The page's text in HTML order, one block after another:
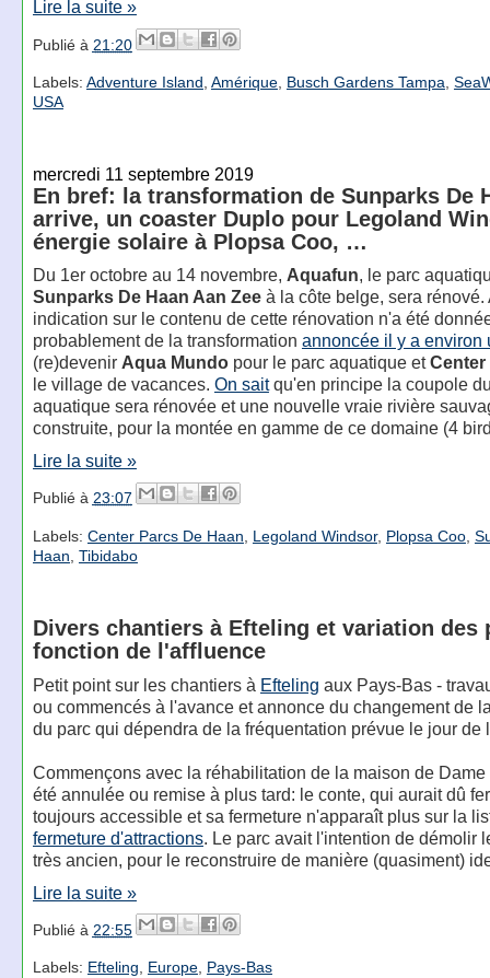
Lire la suite »
Publié à 21:20
Labels: Adventure Island Amérique, Busch Gardens Tampa
USA
mercredi 11 septembre 2019
En bref: la transformation de Sunparks De
arrive, un coaster Duplo pour Legoland
énergie solaire à Plopsa Coo, …
Du 1er octobre au 14 novembre, Aquafun, le parc
Sunparks De Haan Aan Zeeà la côte belge, sera rénové.
indication sur le contenu de cette rénovation n'a été
probablement de la transformation annoncée il y a environ
(re)devenir Aqua Mundopour le parc aquatique etCenter
le village de vacances. On saitqu'en principe la coupole
aquatique sera rénovée et une nouvelle vraie rivière
construite, pour la montée en gamme de ce domaine (4
Lire la suite »
Publié à 23:07
Labels: Center Parcs De Haan Legoland Windsor, Plopsa Coo,
Haan Tibidabo
Divers chantiers à Efteling et variation des
fonction de l'affluence
Petit point sur les chantiers à Efteling aux Pays-Bas -
ou commencés à l'avance et annonce du changement de
du parc qui dépendra de la fréquentation prévue le jour de
Commençons avec la réhabilitation de la maison de
été annulée ou remise à plus tard: le conte, qui aurait dû
toujours accessible et sa fermeture n'apparaît plus sur la
fermeture d'attractions. Le parc avait l'intention de démolir
très ancien, pour le reconstruire de manière (quasiment)
Lire la suite »
Publié à 22:55
Labels: Efteling, Europe, Pays-Bas